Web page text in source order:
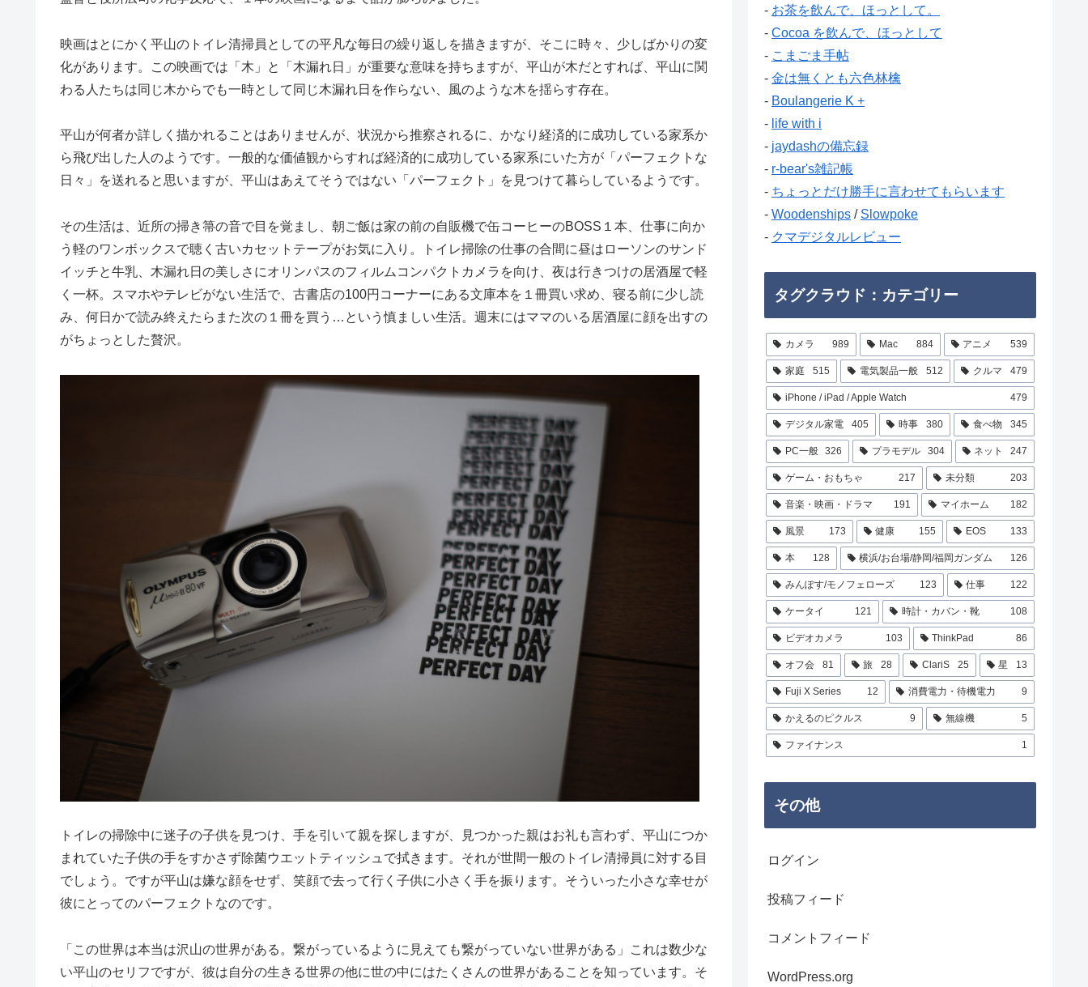
映画はとにかく平山のトイレ清掃員としての平凡な毎日の繰り返しを描きますが、そこに時々、少しばかりの変
化があります。この映画では「木」と「木漏れ日」が重要な意味を持ちますが、平山が木だとすれば、平山に関
わる人たちは同じ木からでも一時として同じ木漏れ日を作らない、風のような木を揺らす存在。
平山が何者か詳しく描かれることはありませんが、状況から推察されるに、かなり経済的に成功している家系か
ら飛び出した人のようです。一般的な価値観からすれば経済的に成功している家系にいた方が「パーフェクトな
日々」を送れると思いますが、平山はあえてそうではない「パーフェクト」を見つけて暮らしているようです。
その生活は、近所の掃き箒の音で目を覚まし、朝ご飯は家の前の自販機で缶コーヒーのBOSS１本、仕事に向か
う軽のワンボックスで聴く古いカセットテープがお気に入り。トイレ掃除の仕事の合間に昼はローソンのサンド
イッチと牛乳、木漏れ日の美しさにオリンパスのフィルムコンパクトカメラを向け、夜は行きつけの居酒屋で軽
く一杯。スマホやテレビがない生活で、古書店の100円コーナーにある文庫本を１冊買い求め、寝る前に少し読
み、何日かで読み終えたらまた次の１冊を買う…という慎ましい生活。週末にはママのいる居酒屋に顔を出すの
がちょっとした贅沢。
トイレの掃除中に迷子の子供を見つけ、手を引いて親を探しますが、見つかった親はお礼も言わず、平山につか
まれていた子供の手をすかさず除菌ウエットティッシュで拭きます。それが世間一般のトイレ清掃員に対する目
でしょう。ですが平山は嫌な顔をせず、笑顔で去って行く子供に小さく手を振ります。そういった小さな幸せが
彼にとってのパーフェクトなのです。
「この世界は本当は沢山の世界がある。繋がっているように見えても繋がっていない世界がある」これは数少な
い平山のセリフですが、彼は自分の生きる世界の他に世の中にはたくさんの世界があることを知っています。そ
- お茶を飲んで、ほっとして。
- Cocoa を飲んで、ほっとして
- こまごま手帖
- 金は無くとも六色林檎
- Boulangerie K +
- life with i
- jaydashの備忘録
- r-bear's雑記帳
- ちょっとだけ勝手に言わせてもらいます
- Woodenships / Slowpoke
- クマデジタルレビュー
タグクラウド：カテゴリー
カメラ 989 Mac 884 アニメ 539
家庭 515 電気製品一般 512 クルマ 479
iPhone / iPad / Apple Watch 479
デジタル家電 405 時事 380 食べ物 345
PC一般 326 プラモデル 304 ネット 247
ゲーム・おもちゃ 217 未分類 203
音楽・映画・ドラマ 191 マイホーム 182
風景 173 健康 155 EOS 133
本 128 横浜/お台場/静岡/福岡ガンダム 126
みんぽす/モノフェローズ 123 仕事 122
ケータイ 121 時計・カバン・靴 108
ビデオカメラ 103 ThinkPad 86
オフ会 81 旅 28 ClariS 25 星 13
Fuji X Series 12 消費電力・待機電力 9
かえるのピクルス 9 無線機 5
ファイナンス 1
その他
ログイン
投稿フィード
コメントフィード
WordPress.org